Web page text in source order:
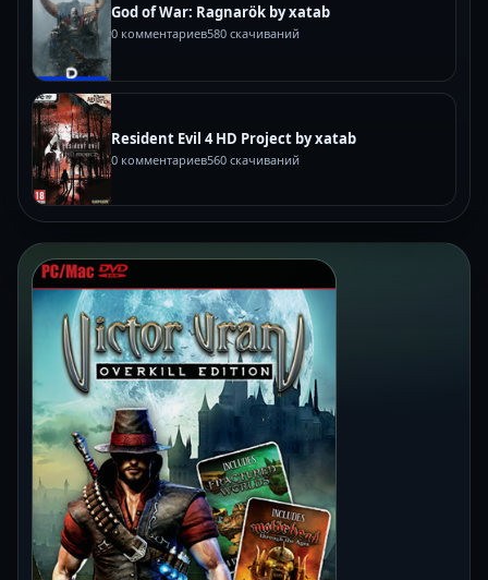
God of War: Ragnarök by xatab
0 комментариев580 скачиваний
Resident Evil 4 HD Project by xatab
0 комментариев560 скачиваний